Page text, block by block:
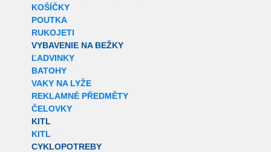
KOŠÍČKY
POUTKA
RUKOJETI
VYBAVENIE NA BEŽKY
ĽADVINKY
BATOHY
VAKY NA LYŽE
REKLAMNÉ PŘEDMĚTY
ČELOVKY
KITL
KITL
CYKLOPOTREBY